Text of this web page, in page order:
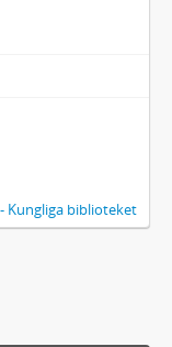
Kungliga biblioteket